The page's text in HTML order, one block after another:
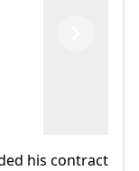
his contract